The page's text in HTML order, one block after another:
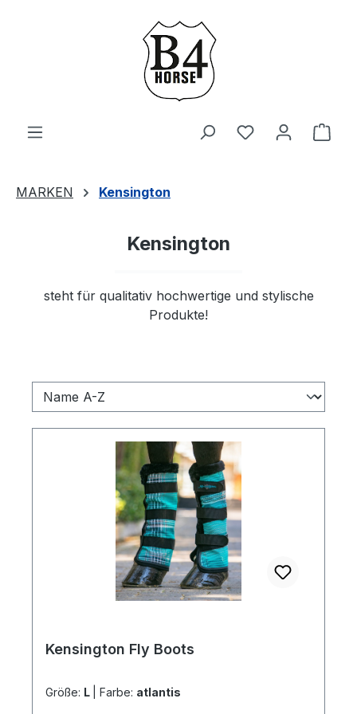
Zum Hauptinhalt springen
Du hast 0
MARKEN Kensington
Kensington
steht für qualitativ hochwertige und stylische
Produkte!
Kensington Fly Boots
Größe: L Farbe: atlantis